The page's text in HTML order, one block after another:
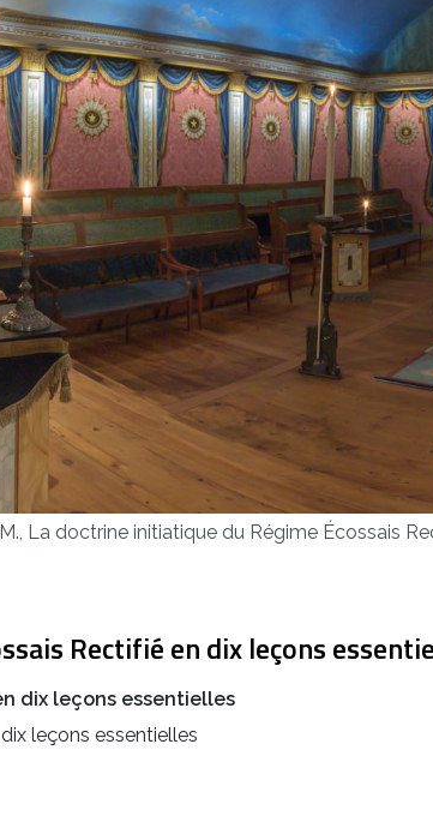
La doctrine initiatique du Régime Écossais
Rectifié en dix leçons
dix leçons essentielles
leçons essentielles